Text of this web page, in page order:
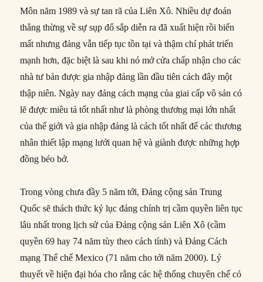
Môn năm 1989 và sự tan rã của Liên Xô. Nhiều dự đoán
thẳng thừng về sự sụp đổ sắp diễn ra đã xuất hiện rồi biến
mất nhưng đảng vẫn tiếp tục tồn tại và thậm chí phát triển
mạnh hơn, đặc biệt là sau khi nó mở cửa chấp nhận cho các
nhà tư bản được gia nhập đảng lần đầu tiên cách đây một
thập niên. Ngày nay đảng cách mạng của giai cấp vô sản có
lẽ được miêu tả tốt nhất như là phòng thương mại lớn nhất
của thế giới và gia nhập đảng là cách tốt nhất để các thương
nhân thiết lập mạng lưới quan hệ và giành được những hợp
đồng béo bở.
Trong vòng chưa đầy 5 năm tới, Đảng cộng sản Trung
Quốc sẽ thách thức kỷ lục đảng chính trị cầm quyền liên tục
lâu nhất trong lịch sử của Đảng cộng sản Liên Xô (cầm
quyền 69 hay 74 năm tùy theo cách tính) và Đảng Cách
mạng Thể chế Mexico (71 năm cho tới năm 2000). Lý
thuyết về hiện đại hóa cho rằng các hệ thống chuyên chế có